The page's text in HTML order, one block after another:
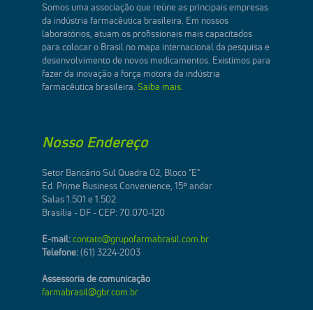
Somos uma associação que reúne as principais empresas
da indústria farmacêutica brasileira. Em nossos
laboratórios, atuam os profissionais mais capacitados
para colocar o Brasil no mapa internacional da pesquisa e
desenvolvimento de novos medicamentos. Existimos para
fazer da inovação a força motora da indústria
farmacêutica brasileira. Saiba mais.
Nosso Endereço
Setor Bancário Sul Quadra 02, Bloco "E"
Ed. Prime Business Convenience, 15º andar
Salas 1.501 e 1.502
Brasília - DF - CEP: 70.070-120
E-mail:contato@grupofarmabrasil.com.br
Telefone:(61) 3224-2003
Assessoria de comunicação
farmabrasil@gbr.com.br